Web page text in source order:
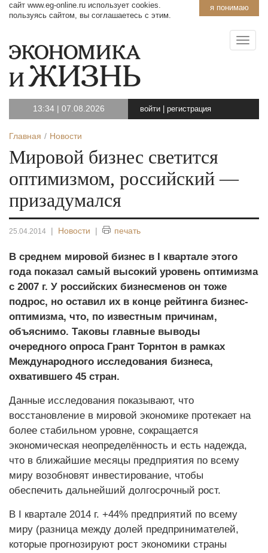
я понимаю
сайт www.eg-online.ru использует cookies.
пользуясь сайтом, вы соглашаетесь с этим.
13:34 | 07.08.2026 войти регистрация
Главная Новости
Мировой бизнес светится
оптимизмом, российский —
призадумался
25.04.2014 | Новости | печать
В среднем мировой бизнес в I квартале этого
года показал самый высокий уровень оптимизма
с 2007 г. У российских бизнесменов он тоже
подрос, но оставил их в конце рейтинга бизнес-
оптимизма, что, по известным причинам,
объяснимо. Таковы главные выводы
очередного опроса Грант Торнтон в рамках
Международного исследования бизнеса,
охватившего 45 стран.
Данные исследования показывают, что
восстановление в мировой экономике протекает на
более стабильном уровне, сокращается
экономическая неопределённость и есть надежда,
что в ближайшие месяцы предприятия по всему
миру возобновят инвестирование, чтобы
обеспечить дальнейший долгосрочный рост.
В I квартале 2014 г. +44% предприятий по всему
миру (разница между долей предпринимателей,
которые прогнозируют рост экономики страны